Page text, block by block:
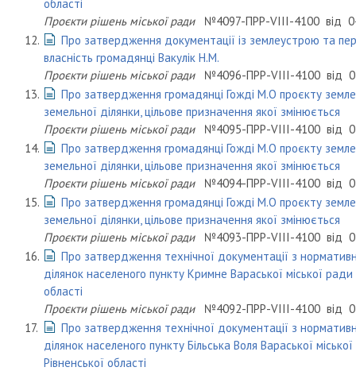
області
Проєкти рішень міської ради
№4097-ПРР-VIII-4100 від
12.
Про затвердження документації із землеустрою та
власність громадянці Вакулік Н.М.
Проєкти рішень міської ради
№4096-ПРР-VIII-4100 від
13.
Про затвердження громадянці Гожді М.О проєкту
земельної ділянки, цільове призначення якої змінюється
Проєкти рішень міської ради
№4095-ПРР-VIII-4100 від
14.
Про затвердження громадянці Гожді М.О проєкту
земельної ділянки, цільове призначення якої змінюється
Проєкти рішень міської ради
№4094-ПРР-VIII-4100 від
15.
Про затвердження громадянці Гожді М.О проєкту
земельної ділянки, цільове призначення якої змінюється
Проєкти рішень міської ради
№4093-ПРР-VIII-4100 від
16.
Про затвердження технічної документації з
ділянок населеного пункту Кримне Вараської міської
області
Проєкти рішень міської ради
№4092-ПРР-VIII-4100 від
17.
Про затвердження технічної документації з
ділянок населеного пункту Більська Воля Вараської
Рівненської області